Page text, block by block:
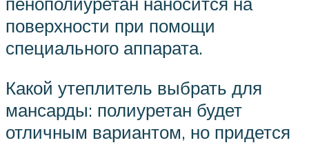
поверхности при помощи
специального аппарата.
Какой утеплитель выбрать для
мансарды: полиуретан будет
отличным вариантом, но придется